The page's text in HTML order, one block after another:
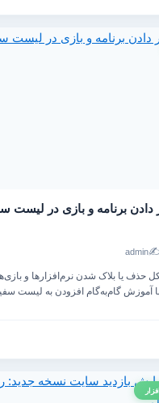
برنامه و بازی در لیست
یا بلاک شدن نرم‌افزارها و بازی‌ها
گام‌به‌گام افزودن به لیست سفید